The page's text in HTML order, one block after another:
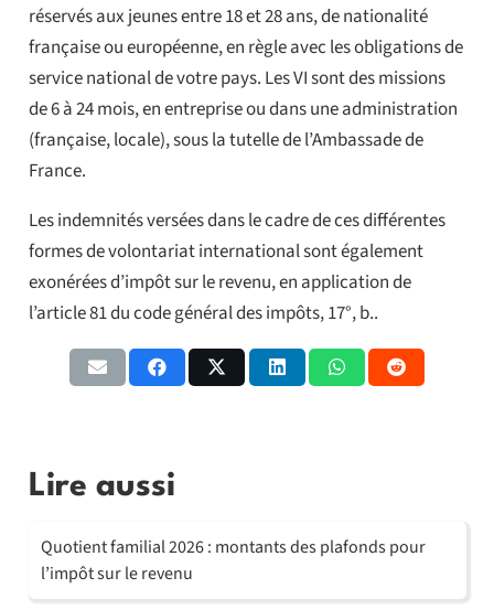
réservés aux jeunes entre 18 et 28 ans, de nationalité
française ou européenne, en règle avec les obligations de
service national de votre pays. Les VI sont des missions
de 6 à 24 mois, en entreprise ou dans une administration
(française, locale), sous la tutelle de l’Ambassade de
France.
Les indemnités versées dans le cadre de ces différentes
formes de volontariat international sont également
exonérées d’impôt sur le revenu, en application de
l’article 81 du code général des impôts, 17°, b..
Lire aussi
Quotient familial 2026 : montants des plafonds pour
l’impôt sur le revenu